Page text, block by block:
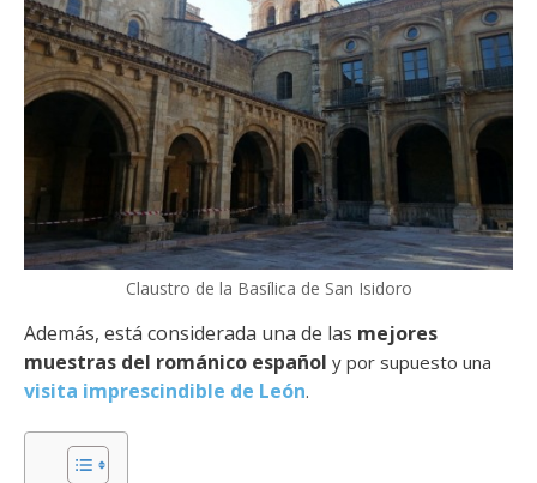
Claustro de la Basílica de San Isidoro
Además, está considerada una de las mejores
muestras del románico español y por supuesto una
visita imprescindible de León.